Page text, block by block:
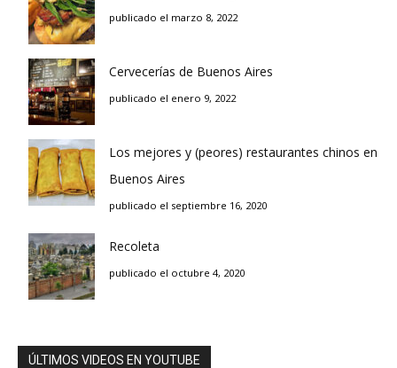
publicado el marzo 8, 2022
Cervecerías de Buenos Aires
publicado el enero 9, 2022
Los mejores y (peores) restaurantes chinos en
Buenos Aires
publicado el septiembre 16, 2020
Recoleta
publicado el octubre 4, 2020
ÚLTIMOS VIDEOS EN YOUTUBE